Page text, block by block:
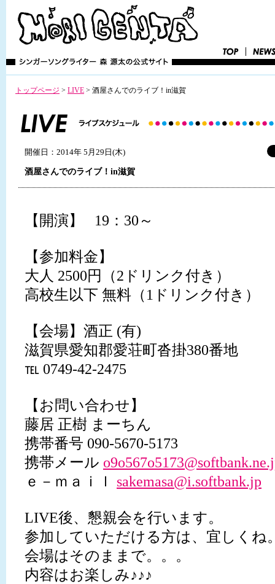
トップページ > LIVE > 酒屋さんでのライブ！in滋賀
開催日：2014年 5月29日(木)
酒屋さんでのライブ！in滋賀
【開演】 19：30～
【参加料金】
大人 2500円（2ドリンク付き）
高校生以下 無料（1ドリンク付き）
【会場】酒正 (有)
滋賀県愛知郡愛荘町沓掛380番地
℡ 0749-42-2475
【お問い合わせ】
藤居 正樹 まーちん
携帯番号 090-5670-5173
携帯メール
ｅ－ｍａｉｌ sakemasa@i.softbank.jp
LIVE後、懇親会を行います。
参加していただける方は、宜しくね
会場はそのままで。。。
内容はお楽しみ♪♪♪